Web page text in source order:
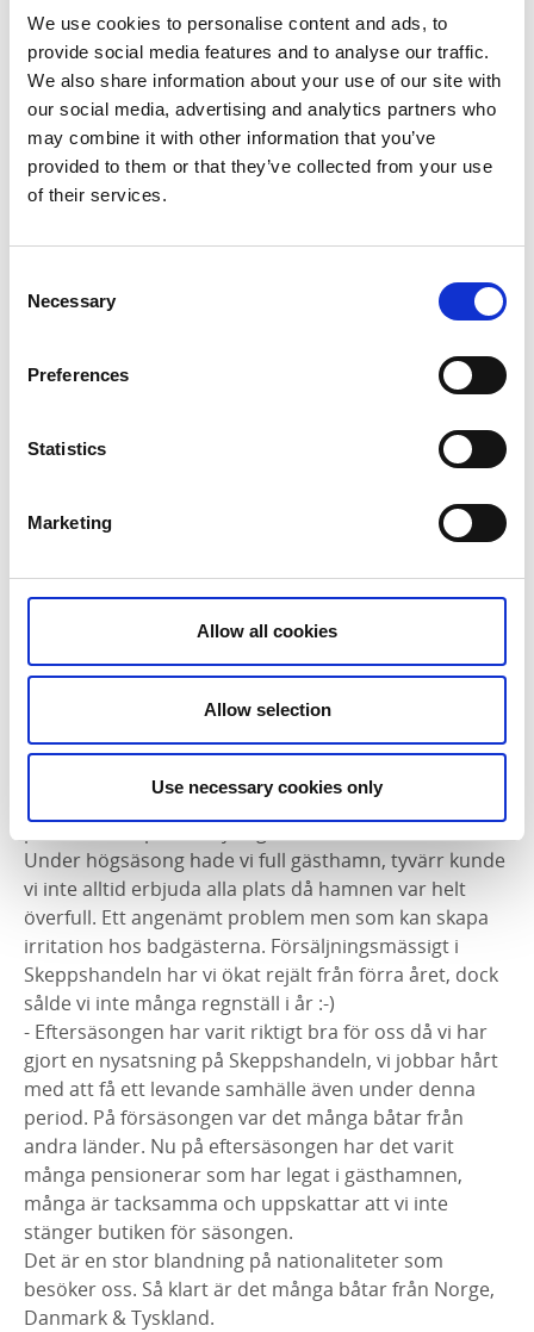
We use cookies to personalise content and ads, to
provide social media features and to analyse our traffic.
We also share information about your use of our site with
our social media, advertising and analytics partners who
may combine it with other information that you’ve
provided to them or that they’ve collected from your use
of their services.
Selection
Necessary
Preferences
Statistics
Marketing
Allow all cookies
Allow selection
Use necessary cookies only
Eftersäsongen har varit sådär. Det var bra en bit in i
augusti, men när vädret svängde, dog det ut en del,
men vi är ändå nöjda.
- Vi har haft en del utländska turister, mest norrmän
förstås, men även tyskar och fransmän. Fördelningen
är svårt att säga.
- Inför nästa sommar hoppas vi kunna vara med
ju upp en helt ny verksamhet. Vår målsättning är att
hålla igång verksamheten hela året och successivt
Lycka Hav & upplevelse: Kent Holmberg:
dagar i sommar (lilla båten). Då uthyrd till 50 / 50
- Fiskejullen har gått 5-6 turer i sommar. Mest
svenskar som varit med på turerna.
- Konstigt så lite gensvar det varit när det varit så
vackert väder. Dock borde jag annonserat mera och
Lyckans Slip, Josefin Göthesson
- En underbar sommar med många soltimmar, riktigt
bra för båtbranschen. Hoppas att detta kommer att
Under högsäsong hade vi full gästhamn, tyvärr kunde
vi inte alltid erbjuda alla plats då hamnen var helt
överfull. Ett angenämt problem men som kan skapa
irritation hos badgästerna. Försäljningsmässigt i
Skeppshandeln har vi ökat rejält från förra året, dock
sålde vi inte många regnställ i år :-)
- Eftersäsongen har varit riktigt bra för oss då vi har
gjort en nysatsning på Skeppshandeln, vi jobbar hårt
med att få ett levande samhälle även under denna
period. På försäsongen var det många båtar från
andra länder. Nu på eftersäsongen har det varit
många pensionerar som har legat i gästhamnen,
många är tacksamma och uppskattar att vi inte
stänger butiken för säsongen.
Det är en stor blandning på nationaliteter som
besöker oss. Så klart är det många båtar från Norge,
Danmark & Tyskland.